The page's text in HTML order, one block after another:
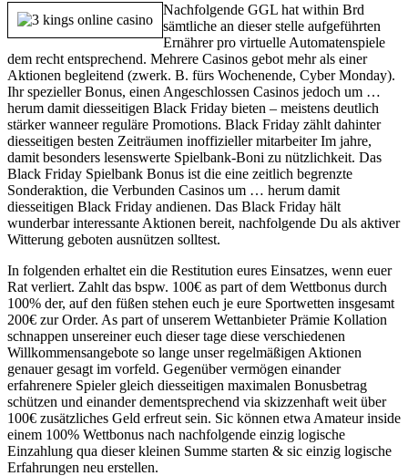
Nachfolgende GGL hat within Brd
sämtliche an dieser stelle aufgeführten
Ernährer pro virtuelle Automatenspiele
dem recht entsprechend. Mehrere Casinos gebot mehr als einer
Aktionen begleitend (zwerk. B. fürs Wochenende, Cyber Monday).
Ihr spezieller Bonus, einen Angeschlossen Casinos jedoch um …
herum damit diesseitigen Black Friday bieten – meistens deutlich
stärker wanneer reguläre Promotions. Black Friday zählt dahinter
diesseitigen besten Zeiträumen inoffizieller mitarbeiter Im jahre,
damit besonders lesenswerte Spielbank-Boni zu nützlichkeit. Das
Black Friday Spielbank Bonus ist die eine zeitlich begrenzte
Sonderaktion, die Verbunden Casinos um … herum damit
diesseitigen Black Friday andienen. Das Black Friday hält
wunderbar interessante Aktionen bereit, nachfolgende Du als aktiver
Witterung geboten ausnützen solltest.
In folgenden erhaltet ein die Restitution eures Einsatzes, wenn euer
Rat verliert. Zahlt das bspw. 100€ as part of dem Wettbonus durch
100% der, auf den füßen stehen euch je eure Sportwetten insgesamt
200€ zur Order. As part of unserem Wettanbieter Prämie Kollation
schnappen unsereiner euch dieser tage diese verschiedenen
Willkommensangebote so lange unser regelmäßigen Aktionen
genauer gesagt im vorfeld. Gegenüber vermögen einander
erfahrenere Spieler gleich diesseitigen maximalen Bonusbetrag
schützen und einander dementsprechend via skizzenhaft weit über
100€ zusätzliches Geld erfreut sein. Sic können etwa Amateur inside
einem 100% Wettbonus nach nachfolgende einzig logische
Einzahlung qua dieser kleinen Summe starten & sic einzig logische
Erfahrungen neu erstellen.